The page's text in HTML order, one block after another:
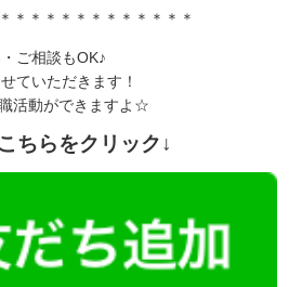
＊＊＊＊＊＊＊＊＊＊＊＊
ご相談もOK♪
ていただきます！
活動ができますよ☆
ちらをクリック↓